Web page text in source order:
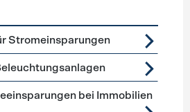
Beleuchtung
Stromeinsparungen
bei Immobilien